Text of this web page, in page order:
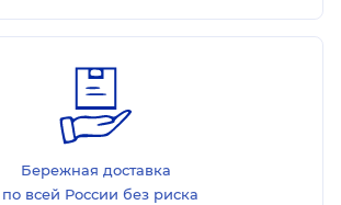
Бережная доставка
по всей России без риска